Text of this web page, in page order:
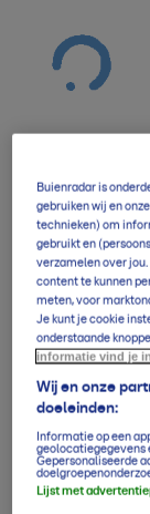
5-daagse
14-daagse
Buienradar is
gebruiken wij en
technieken) om
gebruikt en
verzamelen over
content te kunnen
meten, voor
Je kunt je cookie
onderstaande
informatie vind je
Wij en onze
doeleinden:
Informatie op een
geolocatiegegevens
Gepersonaliseerde
Lijst met